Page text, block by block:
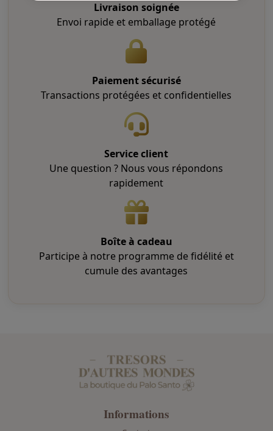
Livraison soignée
Envoi rapide et emballage protégé
Paiement sécurisé
Transactions protégées et confidentielles
Service client
Une question ? Nous vous répondons
rapidement
Boîte à cadeau
Participe à notre programme de fidélité et
cumule des avantages
Informations